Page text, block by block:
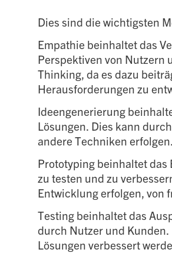
Dies sind die wichtigsten
Empathie beinhaltet das
Perspektiven von Nutzern
Thinking, da es dazu
Herausforderungen zu
Ideengenerierung
Lösungen. Dies kann
andere Techniken erfolgen.
Prototyping beinhaltet das
zu testen und zu
Entwicklung erfolgen, von
Testing beinhaltet das
durch Nutzer und
Lösungen verbessert